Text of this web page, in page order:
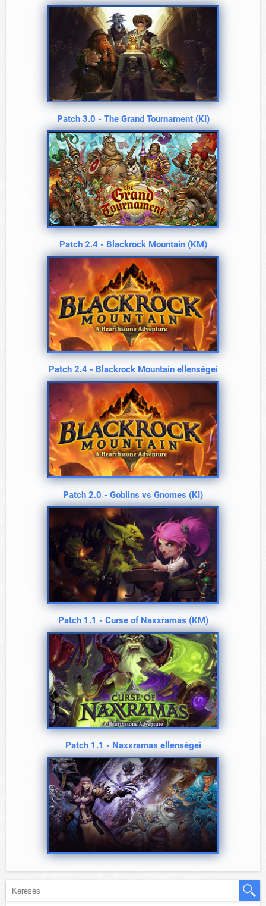
Patch 3.0 - The Grand Tournament (KI)
Patch 2.4 - Blackrock Mountain (KM)
Patch 2.4 - Blackrock Mountain ellenségei
Patch 2.0 - Goblins vs Gnomes (KI)
Patch 1.1 - Curse of Naxxramas (KM)
Patch 1.1 - Naxxramas ellenségei